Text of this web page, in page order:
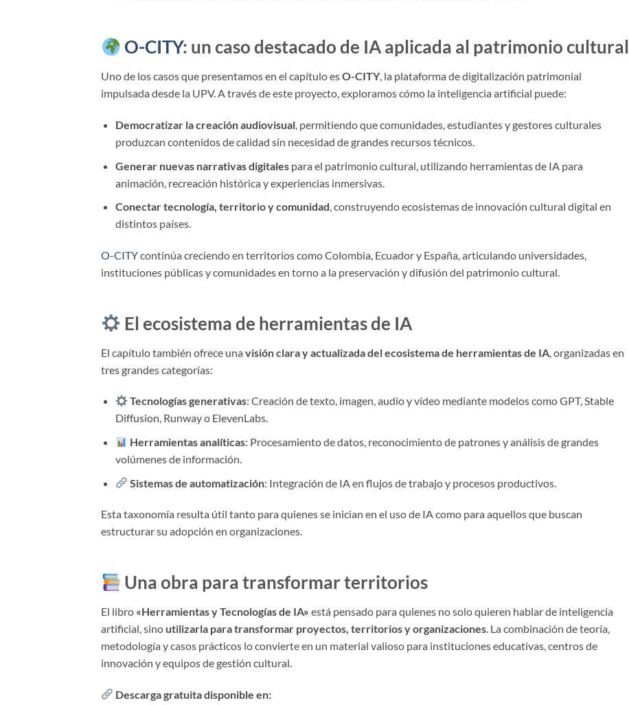
O-CITY: un caso destacado de IA aplicada al patrimonio cultural
Uno de los casos que presentamos en el capítulo esO-CITY, la plataforma de digitalización patrimonial
impulsada desde la UPV. A través de este proyecto, exploramos cómo la inteligencia artificial puede:
Democratizar la creación audiovisual, permitiendo que comunidades, estudiantes y gestores culturales
produzcan contenidos de calidad sin necesidad de grandes recursos técnicos.
Generar nuevas narrativas digitalespara el patrimonio cultural, utilizando herramientas de IA para
animación, recreación histórica y experiencias inmersivas.
Conectar tecnología, territorio y comunidad, construyendo ecosistemas de innovación cultural digital en
distintos países.
O-CITYcontinúa creciendo en territorios como Colombia, Ecuador y España, articulando universidades,
instituciones públicas y comunidades en torno a la preservación y difusión del patrimonio cultural.
El ecosistema de herramientas de IA
El capítulo también ofrece una visión clara y actualizada del ecosistema de herramientas de IA , organizadas en
tres grandes categorías:
Tecnologías generativas: Creación de texto, imagen, audio y vídeo mediante modelos como GPT, Stable
Diffusion, Runway o ElevenLabs.
Herramientas analíticas: Procesamiento de datos, reconocimiento de patrones y análisis de grandes
volúmenes de información.
Sistemas de automatización: Integración de IA en flujos de trabajo y procesos productivos.
Esta taxonomía resulta útil tanto para quienes se inician en el uso de IA como para aquellos que buscan
estructurar su adopción en organizaciones.
Una obra para transformar territorios
El libro «Herramientas y Tecnologías de IA» está pensado para quienes no solo quieren hablar de inteligencia
artificial, sino utilizarla para transformar proyectos, territorios y organizaciones. La combinación de teoría,
metodología y casos prácticos lo convierte en un material valioso para instituciones educativas, centros de
innovación y equipos de gestión cultural.
Descarga gratuita disponible en: